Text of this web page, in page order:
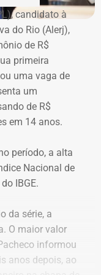
o benefício do
2019 pela
a uma
Em caso de
é acionada e
por telefone.
quando terminou a
possuir três
e depósitos em
quando voltou
(Alerj) e
declarado
os bens
que
societárias em
cidade de Nova
em bens,
milhão, além de
candidato à
do Rio (Alerj),
de R$
primeira
uma vaga de
um
de R$
em 14 anos.
período, a alta
Nacional de
IBGE.
da série, a
O maior valor
informou
anos depois, ao